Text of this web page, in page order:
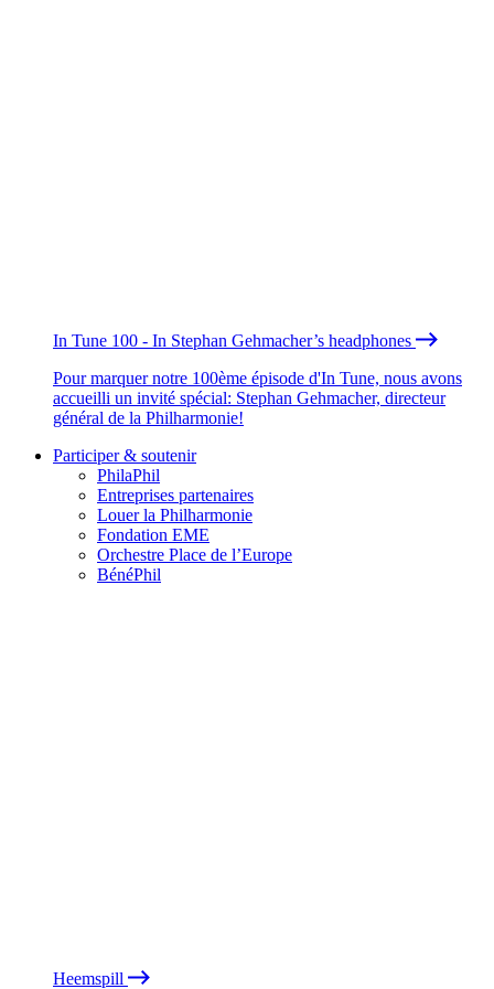
In Tune 100 - In Stephan Gehmacher’s headphones
Pour marquer notre 100ème épisode d'In Tune, nous avons
accueilli un invité spécial: Stephan Gehmacher, directeur
général de la Philharmonie!
Participer & soutenir
PhilaPhil
Entreprises partenaires
Louer la Philharmonie
Fondation EME
Orchestre Place de l’Europe
BénéPhil
Heemspill